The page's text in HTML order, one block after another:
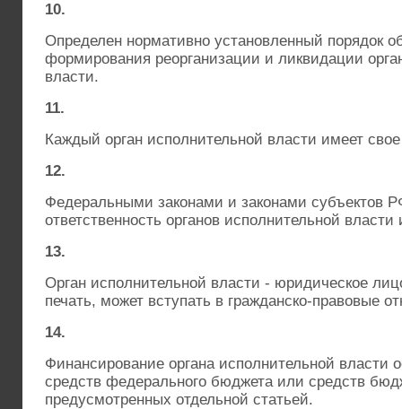
10.
Определен нормативно установленный порядок
формирования реорганизации и ликвидации
власти.
11.
Каждый орган исполнительной власти имеет
12.
Федеральными законами и законами субъектов
ответственность органов исполнительной
13.
Орган исполнительной власти - юридическое
печать, может вступать в гражданско-правовые
14.
Финансирование органа исполнительной власти
средств федерального бюджета или средств
предусмотренных отдельной статьей.